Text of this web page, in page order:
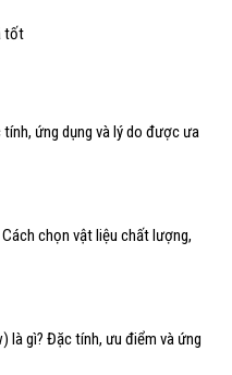
tốt
tính, ứng dụng và lý do được ưa
chọn vật liệu chất lượng,
là gì? Đặc tính, ưu điểm và ứng